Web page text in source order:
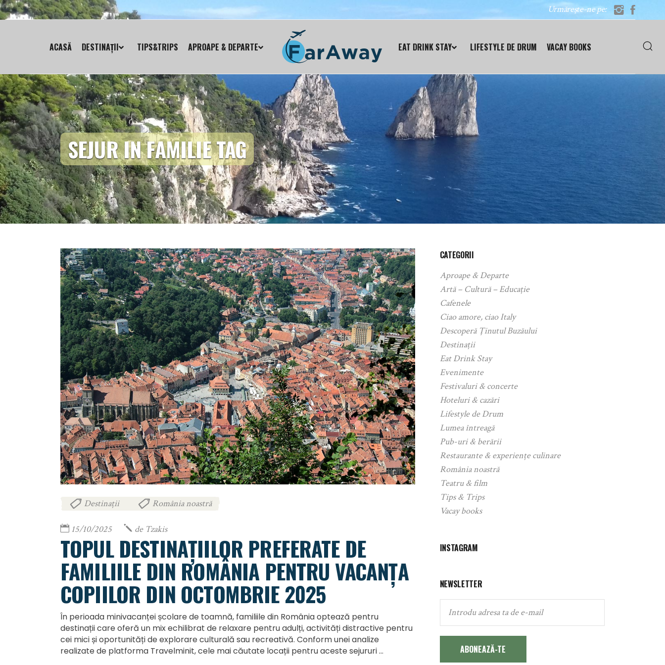
Urmărește-ne pe:
ACASĂ DESTINAȚII TIPS&TRIPS APROAPE & DEPARTE EAT DRINK STAY LIFESTYLE DE DRUM VACAY BOOKS
SEJUR IN FAMILIE TAG
Destinații România noastră
15/10/2025 de Tzakis
TOPUL DESTINAȚIILOR PREFERATE DE
FAMILIILE DIN ROMÂNIA PENTRU VACANȚA
COPIILOR DIN OCTOMBRIE 2025
În perioada minivacanței școlare de toamnă, familiile din România optează pentru
destinații care oferă un mix echilibrat de relaxare pentru adulți, activități distractive pentru
cei mici și oportunități de explorare culturală sau recreativă. Conform unei analize
realizate de platforma Travelminit, cele mai căutate locații pentru aceste sejururi
CATEGORII
Aproape & Departe
Artă – Cultură – Educație
Cafenele
Ciao amore, ciao Italy
Descoperă Ținutul Buzăului
Destinații
Eat Drink Stay
Evenimente
Festivaluri & concerte
Hoteluri & cazări
Lifestyle de Drum
Lumea întreagă
Pub-uri & berării
Restaurante & experiențe culinare
România noastră
Teatru & film
Tips & Trips
Vacay books
INSTAGRAM
NEWSLETTER
ABONEAZĂ-TE